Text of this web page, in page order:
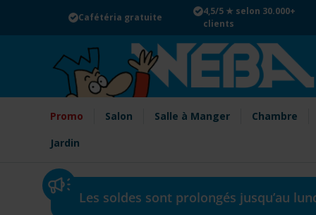
Cafétéria gratuite
4,5/5 ★ selon 30.000+
clients
Promo Salon Salle à Manger Chambre
Jardin
Les soldes sont prolongés jusqu’au